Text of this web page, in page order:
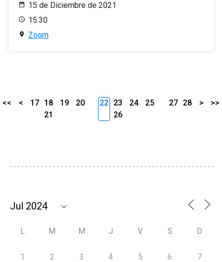
15 de Diciembre de 2021
15:30
Zoom
<< < 17 18 19
20
21
22 23 24
25
26
27 28 > >>
L M M J V S D
1 2 3 4 5 6 7